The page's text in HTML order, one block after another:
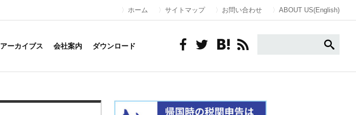
ホーム サイトマップ お問い合わせ ABOUT US(English)
アーカイブス 会社案内 ダウンロード